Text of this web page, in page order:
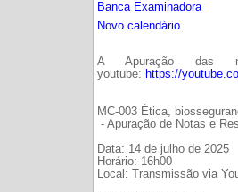
Banca Examinadora
Novo calendário
A Apuração das
youtube: https://
MC-003 Ética,
- Apuração de Notas e
Data: 14 de julho de 2025
Horário: 16h00
Local: Transmissão via